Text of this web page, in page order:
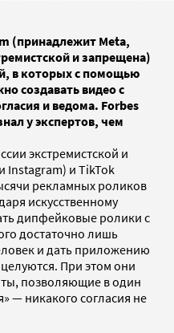
(принадлежит Meta,
и запрещена)
в которых с помощью
создавать видео с
и ведома. Forbes
у экспертов, чем
экстремистской и
Instagram) и TikTok
рекламных роликов
искусственному
дипфейковые ролики с
достаточно лишь
и дать приложению
При этом они
позволяющие в один
— никакого согласия не